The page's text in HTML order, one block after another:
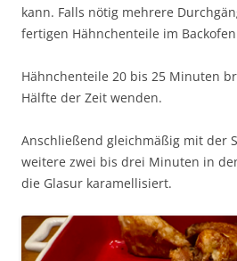
kann. Falls nötig mehrere
fertigen Hähnchenteile im
Hähnchenteile 20 bis 25 Minuten
Hälfte der Zeit wenden.
Anschließend gleichmäßig mit der
weitere zwei bis drei Minuten in
die Glasur karamellisiert.